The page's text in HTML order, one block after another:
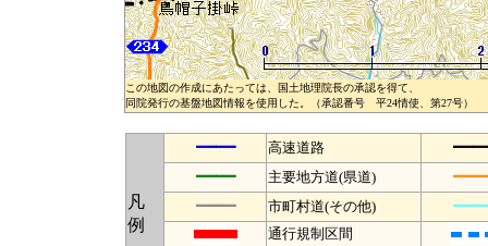
この地図の作成にあたっては、国土地理院長の承認を得て、
同院発行の基盤地図情報を使用した。（承認番号 平24情使、第27号）
凡
例
━━ 高速道路
━━
主要地方道(県道)
━━
市町村道(その他)
通行規制区間